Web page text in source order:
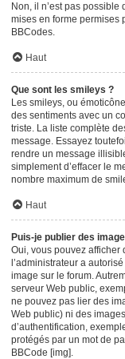
Non, il n’est pas
mises en forme permises
BBCodes.
Haut
Que sont les smileys ?
Les smileys, ou
des sentiments avec un
triste. La liste complète
message. Essayez
rendre un message
simplement d’effacer le
nombre maximum de
Haut
Puis-je publier des
Oui, vous pouvez afficher
l’administrateur a
image sur le forum.
serveur Web public,
ne pouvez pas lier des
Web public) ni des
d’authentification,
protégés par un mot de
BBCode [img].